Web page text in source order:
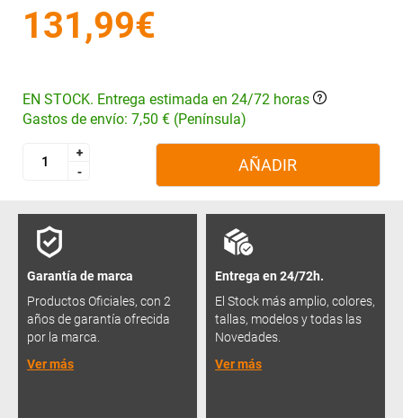
131,99€
EN STOCK. Entrega estimada en 24/72 horas
Gastos de envío: 7,50 € (Península)
+
-
+
-
AÑADIR
Garantía de marca
Productos Oficiales, con 2
años de garantía ofrecida
por la marca.
Ver más
Entrega en 24/72h.
El Stock más amplio, colores,
tallas, modelos y todas las
Novedades.
Ver más